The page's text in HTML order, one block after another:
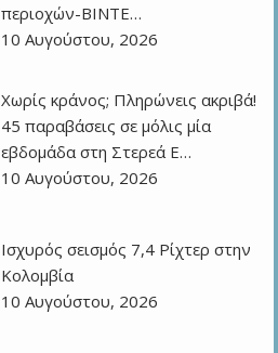
περιοχών-ΒΙΝΤΕ…
10 Αυγούστου, 2026
Χωρίς κράνος; Πληρώνεις ακριβά!
45 παραβάσεις σε μόλις μία
εβδομάδα στη Στερεά Ε…
10 Αυγούστου, 2026
Ισχυρός σεισμός 7,4 Ρίχτερ στην
Κολομβία
10 Αυγούστου, 2026